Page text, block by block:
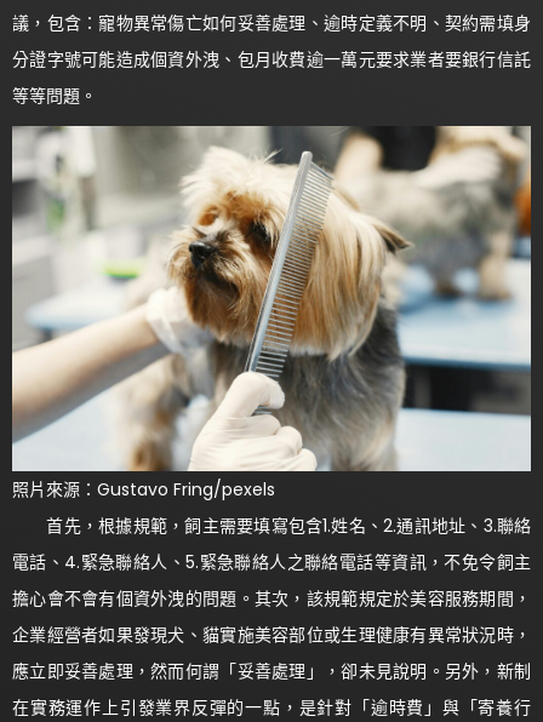
議，包含：寵物異常傷亡如何妥善處理、逾時定義不明、契約需填身
分證字號可能造成個資外洩、包月收費逾一萬元要求業者要銀行信託
等等問題。
照片來源：Gustavo Fring/pexels
首先，根據規範，飼主需要填寫包含1.姓名、2.通訊地址、3.聯絡
電話、4.緊急聯絡人、5.緊急聯絡人之聯絡電話等資訊，不免令飼主
擔心會不會有個資外洩的問題。其次，該規範規定於美容服務期間，
企業經營者如果發現犬、貓實施美容部位或生理健康有異常狀況時，
應立即妥善處理，然而何謂「妥善處理」，卻未見說明。另外，新制
在實務運作上引發業界反彈的一點，是針對「逾時費」與「寄養行